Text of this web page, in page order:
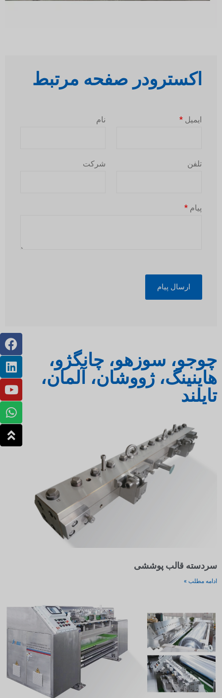
اکسترودر صفحه مرتبط
نام ایمیل *
شرکت تلفن
پیام *
ارسال پیام
چوجو، سوزهو، چانگژو،
هاینینگ، ژووشان، آلمان،
تایلند
سردسته قالب پوششی
ادامه مطلب »